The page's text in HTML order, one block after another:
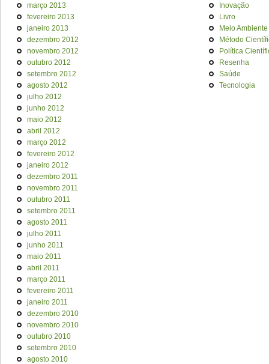
março 2013
fevereiro 2013
janeiro 2013
dezembro 2012
novembro 2012
outubro 2012
setembro 2012
agosto 2012
julho 2012
junho 2012
maio 2012
abril 2012
março 2012
fevereiro 2012
janeiro 2012
dezembro 2011
novembro 2011
outubro 2011
setembro 2011
agosto 2011
julho 2011
junho 2011
maio 2011
abril 2011
março 2011
fevereiro 2011
janeiro 2011
dezembro 2010
novembro 2010
outubro 2010
setembro 2010
agosto 2010
Inovação
Livro
Meio Ambiente
Método
Política
Resenha
Saúde
Tecnologia